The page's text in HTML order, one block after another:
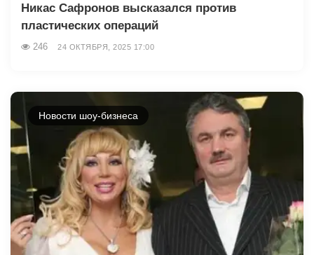
Никас Сафронов высказался против
пластических операций
246 24 ОКТЯБРЯ, 2025 17:00
Новости шоу-бизнеса